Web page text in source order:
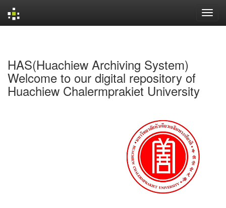
HAS(Huachiew Archiving System)
Welcome to our digital repository of
Huachiew Chalermprakiet University